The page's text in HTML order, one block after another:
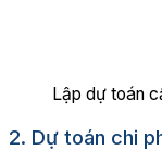
Lập dự toán
2. Dự toán chi